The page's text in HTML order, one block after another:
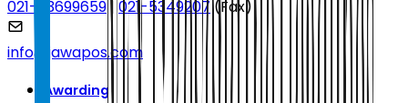
021-53699659| 021-5349207(Fax)
info@jawapos.com
Awarding